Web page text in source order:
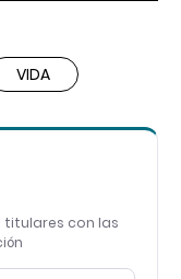
VIDA
titulares con las